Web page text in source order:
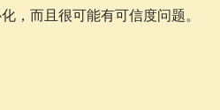
，而且很可能有可信度问题。